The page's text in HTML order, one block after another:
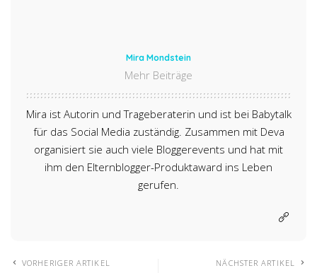
Mira Mondstein
Mehr Beiträge
Mira ist Autorin und Trageberaterin und ist bei Babytalk
für das Social Media zuständig. Zusammen mit Deva
organisiert sie auch viele Bloggerevents und hat mit
ihm den Elternblogger-Produktaward ins Leben
gerufen.
VORHERIGER ARTIKEL NÄCHSTER ARTIKEL